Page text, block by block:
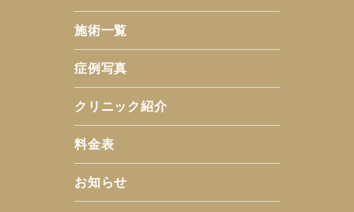
施術一覧
症例写真
クリニック紹介
料金表
お知らせ